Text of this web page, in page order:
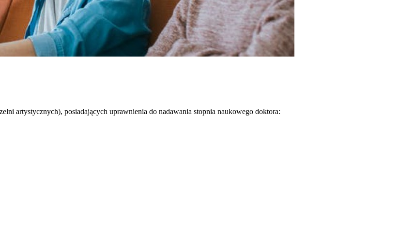
artystycznych), posiadających uprawnienia do nadawania stopnia naukowego doktora: